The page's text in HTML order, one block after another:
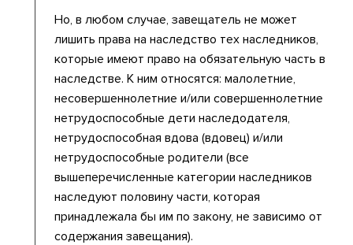
Но, в любом случае, завещатель не может
лишить права на наследство тех наследников,
которые имеют право на обязательную часть в
наследстве. К ним относятся: малолетние,
несовершеннолетние и/или совершеннолетние
нетрудоспособные дети наследодателя,
нетрудоспособная вдова (вдовец) и/или
нетрудоспособные родители (все
вышеперечисленные категории наследников
наследуют половину части, которая
принадлежала бы им по закону, не зависимо от
содержания завещания).